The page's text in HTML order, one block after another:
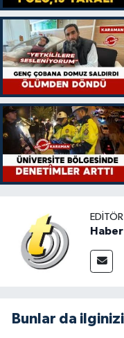
Bunlar da